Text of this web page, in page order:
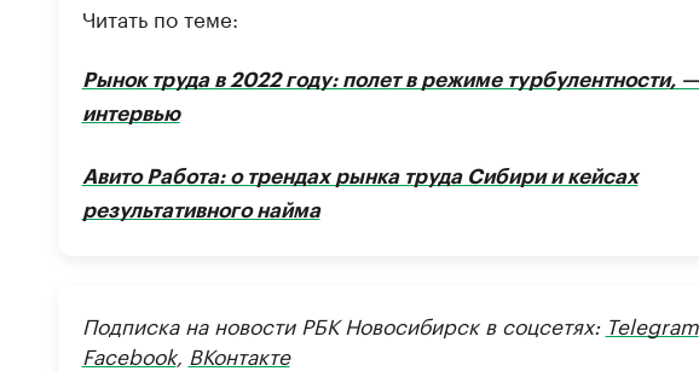
Читать по теме:
Рынок труда в 2022 году: полет в режиме турбулентности, —
интервью
Авито Работа: о трендах рынка труда Сибири и кейсах
результативного найма
Подписка на новости РБК Новосибирск в соцсетях: Telegram
Facebook, ВКонтакте